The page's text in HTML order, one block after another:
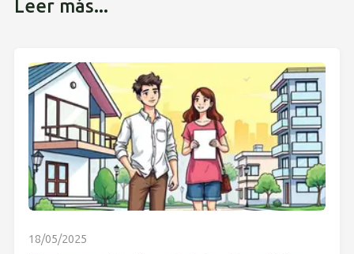
Leer más...
18/05/2025